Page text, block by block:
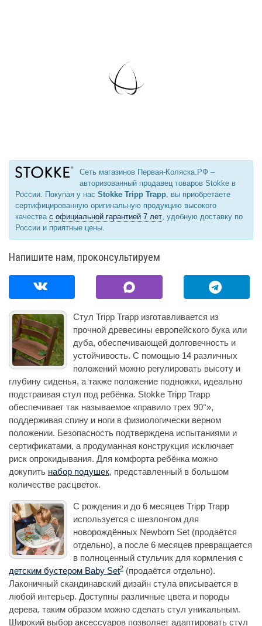
Сеть магазинов Первая-Коляска.РФ –
авторизованный продавец товаров Stokke в
России. Покупая у нас Stokke Tripp Trapp, вы приобретаете
сертифицированную оригинальную продукцию высокого
качества с официальной гарантией 7 лет, удобную доставку по
России и приятные цены.
Напишите нам, проконсультируем
Стул Tripp Trapp изготавливается из
прочной древесины европейского бука или
дуба, обеспечивающей долговечность и
устойчивость. С помощью 14 различных
положений можно регулировать высоту и
глубину сиденья, а также положение подножки, идеально
подстраивая стул под ребёнка. Stokke Tripp Trapp
обеспечивает так называемое «правило трех 90°»,
поддерживая спину и ноги в физиологически верном
положении. Безопасность подтверждена испытаниями и
сертификатами, а продуманная конструкция исключает
риск опрокидывания. Для комфорта ребёнка можно
докупить набор подушек, представленный в большом
количестве расцветок.
С рождения и до 6 месяцев Tripp Trapp
используется с шезлонгом для
новорождённых Newborn Set (продаётся
отдельно), а после 6 месяцев превращается
в полноценный стульчик для кормления с
детским бустером Baby Set2 (продаётся отдельно).
Лаконичный скандинавский дизайн стула вписывается в
любой интерьер. Доступны различные цвета и породы
дерева, таким образом можно сделать стул уникальным.
Широкий выбор аксессуаров позволяет адаптировать стул